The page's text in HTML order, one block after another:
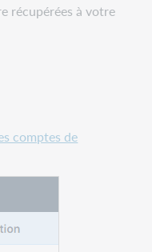
récupérées à votre
comptes de